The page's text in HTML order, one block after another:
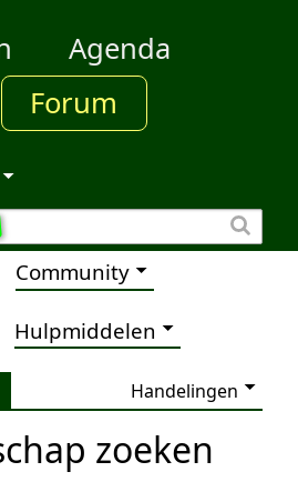
Agenda
Forum
Community
Hulpmiddelen
Handelingen
zoeken